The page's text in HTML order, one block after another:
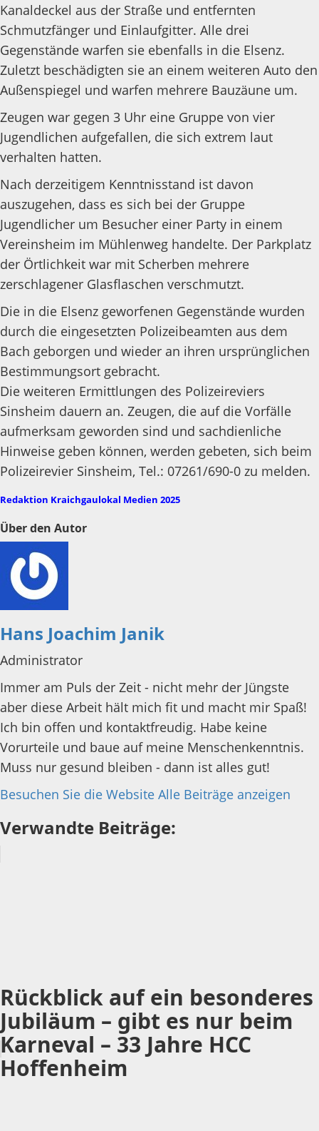
Kanaldeckel aus der Straße und entfernten
Schmutzfänger und Einlaufgitter. Alle drei
Gegenstände warfen sie ebenfalls in die Elsenz.
Zuletzt beschädigten sie an einem weiteren Auto den
Außenspiegel und warfen mehrere Bauzäune um.
Zeugen war gegen 3 Uhr eine Gruppe von vier
Jugendlichen aufgefallen, die sich extrem laut
verhalten hatten.
Nach derzeitigem Kenntnisstand ist davon
auszugehen, dass es sich bei der Gruppe
Jugendlicher um Besucher einer Party in einem
Vereinsheim im Mühlenweg handelte. Der Parkplatz
der Örtlichkeit war mit Scherben mehrere
zerschlagener Glasflaschen verschmutzt.
Die in die Elsenz geworfenen Gegenstände wurden
durch die eingesetzten Polizeibeamten aus dem
Bach geborgen und wieder an ihren ursprünglichen
Bestimmungsort gebracht.
Die weiteren Ermittlungen des Polizeireviers
Sinsheim dauern an. Zeugen, die auf die Vorfälle
aufmerksam geworden sind und sachdienliche
Hinweise geben können, werden gebeten, sich beim
Polizeirevier Sinsheim, Tel.: 07261/690-0 zu melden.
Redaktion Kraichgaulokal Medien 2025
Über den Autor
Hans Joachim Janik
Administrator
Immer am Puls der Zeit - nicht mehr der Jüngste
aber diese Arbeit hält mich fit und macht mir Spaß!
Ich bin offen und kontaktfreudig. Habe keine
Vorurteile und baue auf meine Menschenkenntnis.
Muss nur gesund bleiben - dann ist alles gut!
Besuchen Sie die Website Alle Beiträge anzeigen
Verwandte Beiträge:
Rückblick auf ein besonderes
Jubiläum – gibt es nur beim
Karneval – 33 Jahre HCC
Hoffenheim